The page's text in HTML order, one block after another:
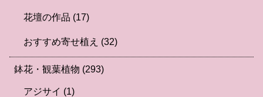
花壇の作品 (17)
おすすめ寄せ植え (32)
鉢花・観葉植物 (293)
アジサイ (1)